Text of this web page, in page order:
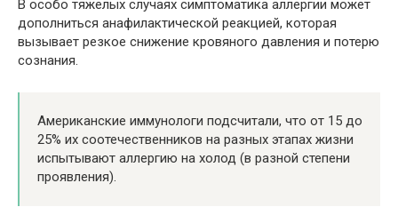
В особо тяжелых случаях симптоматика аллергии может
дополниться анафилактической реакцией, которая
вызывает резкое снижение кровяного давления и потерю
сознания.
Американские иммунологи подсчитали, что от 15 до
25% их соотечественников на разных этапах жизни
испытывают аллергию на холод (в разной степени
проявления).